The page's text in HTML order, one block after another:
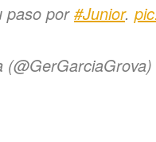
paso por#Junior.